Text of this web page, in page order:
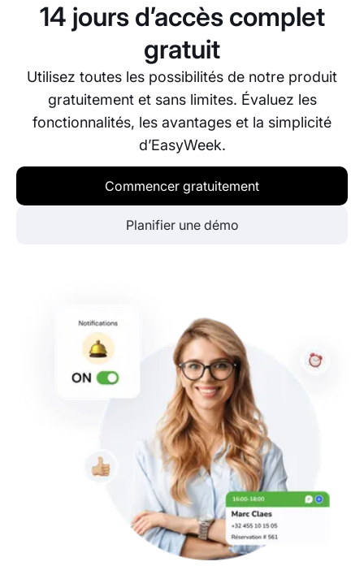
14 jours d’accès complet
gratuit
Utilisez toutes les possibilités de notre produit
gratuitement et sans limites. Évaluez les
fonctionnalités, les avantages et la simplicité
d’EasyWeek.
Commencer gratuitement
Planifier une démo